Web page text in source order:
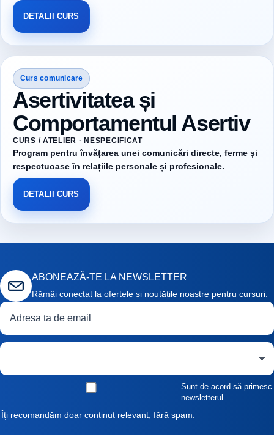
DETALII CURS
Curs comunicare
Asertivitatea și
Comportamentul Asertiv
CURS / ATELIER · NESPECIFICAT
Program pentru învățarea unei comunicări directe, ferme și
respectuoase în relațiile personale și profesionale.
DETALII CURS
ABONEAZĂ-TE LA NEWSLETTER
Rămâi conectat la ofertele și noutățile noastre pentru cursuri.
Adresă de email
Curs de interes
Sunt de acord să primesc
newsletterul.
Îți recomandăm doar conținut relevant, fără spam.